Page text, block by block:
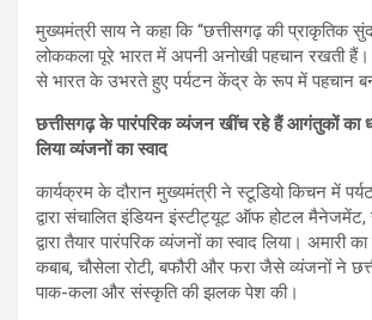
मुख्यमंत्री साय ने कहा कि “छत्तीसगढ़ की प्राकृतिक
लोककला पूरे भारत में अपनी अनोखी पहचान रखती
से भारत के उभरते हुए पर्यटन केंद्र के रूप में पहचान
छत्तीसगढ़ के पारंपरिक व्यंजन खींच रहे हैं आगंतुकों का
लिया व्यंजनों का स्वाद
कार्यक्रम के दौरान मुख्यमंत्री ने स्टूडियो किचन में
द्वारा संचालित इंडियन इंस्टीट्यूट ऑफ होटल मैनेजमेंट,
द्वारा तैयार पारंपरिक व्यंजनों का स्वाद लिया। अमारी
कबाब, चौसेला रोटी, बफौरी और फरा जैसे व्यंजनों ने
पाक-कला और संस्कृति की झलक पेश की।